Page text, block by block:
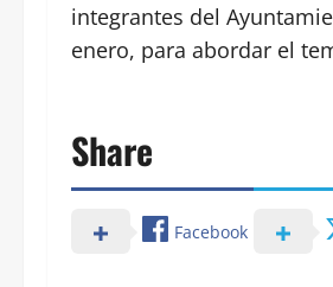
integrantes del
enero, para abordar el
Share
Facebook